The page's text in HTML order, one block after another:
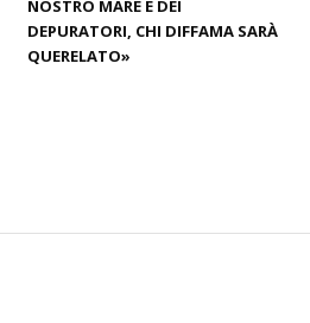
DEPURATORI, CHI DIFFAMA SARÀ
QUERELATO»